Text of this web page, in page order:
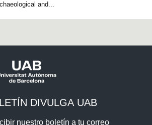
and...
DIVULGA UAB
nuestro boletín a tu correo